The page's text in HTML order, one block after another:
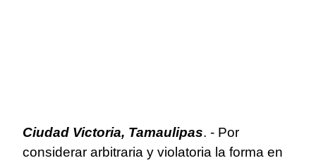
Ciudad Victoria, Tamaulipas. - Por
considerar arbitraria y violatoria la forma en